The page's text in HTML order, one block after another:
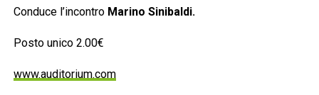
Conduce l’incontro Marino Sinibaldi.
Posto unico 2.00€
www.auditorium.com